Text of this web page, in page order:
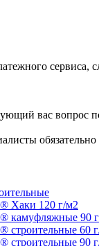
вас вопрос
обязательно
120 г/м2
90
60
90